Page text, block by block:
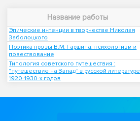
Название работы
Эпические интенции в творчестве Николая
Заболоцкого
Поэтика прозы В.М. Гаршина: психологизм и
повествование
Типология советского путешествия :
"путешествие на Запад" в русской литературе
1920-1930-х годов